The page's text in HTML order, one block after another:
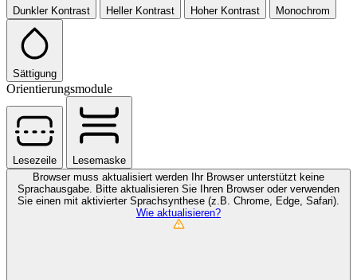
Dunkler Kontrast Heller Kontrast Hoher Kontrast Monochrom
Sättigung
Orientierungsmodule
Lesezeile
Lesemaske
Browser muss aktualisiert werden Ihr Browser unterstützt keine
Sprachausgabe. Bitte aktualisieren Sie Ihren Browser oder verwenden
Sie einen mit aktivierter Sprachsynthese (z.B. Chrome, Edge, Safari).
Wie aktualisieren?